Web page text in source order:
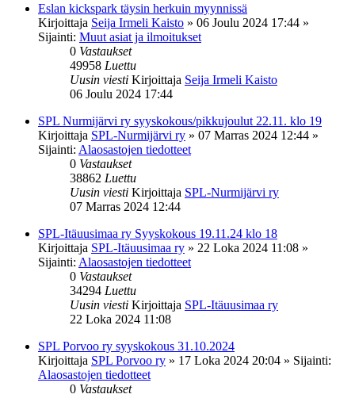
Eslan kickspark täysin herkuin myynnissä
Kirjoittaja Seija Irmeli Kaisto » 06 Joulu 2024 17:44 »
Sijainti: Muut asiat ja ilmoitukset
0 Vastaukset
49958 Luettu
Uusin viesti Kirjoittaja Seija Irmeli Kaisto
06 Joulu 2024 17:44
SPL Nurmijärvi ry syyskokous/pikkujoulut 22.11. klo 19
Kirjoittaja SPL-Nurmijärvi ry » 07 Marras 2024 12:44 »
Sijainti: Alaosastojen tiedotteet
0 Vastaukset
38862 Luettu
Uusin viesti Kirjoittaja SPL-Nurmijärvi ry
07 Marras 2024 12:44
SPL-Itäuusimaa ry Syyskokous 19.11.24 klo 18
Kirjoittaja SPL-Itäuusimaa ry » 22 Loka 2024 11:08 »
Sijainti: Alaosastojen tiedotteet
0 Vastaukset
34294 Luettu
Uusin viesti Kirjoittaja SPL-Itäuusimaa ry
22 Loka 2024 11:08
SPL Porvoo ry syyskokous 31.10.2024
Kirjoittaja SPL Porvoo ry » 17 Loka 2024 20:04 » Sijainti:
Alaosastojen tiedotteet
0 Vastaukset